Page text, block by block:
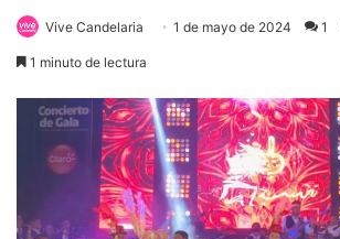
Vive Candelaria 1 de mayo de 2024 1
1 minuto de lectura